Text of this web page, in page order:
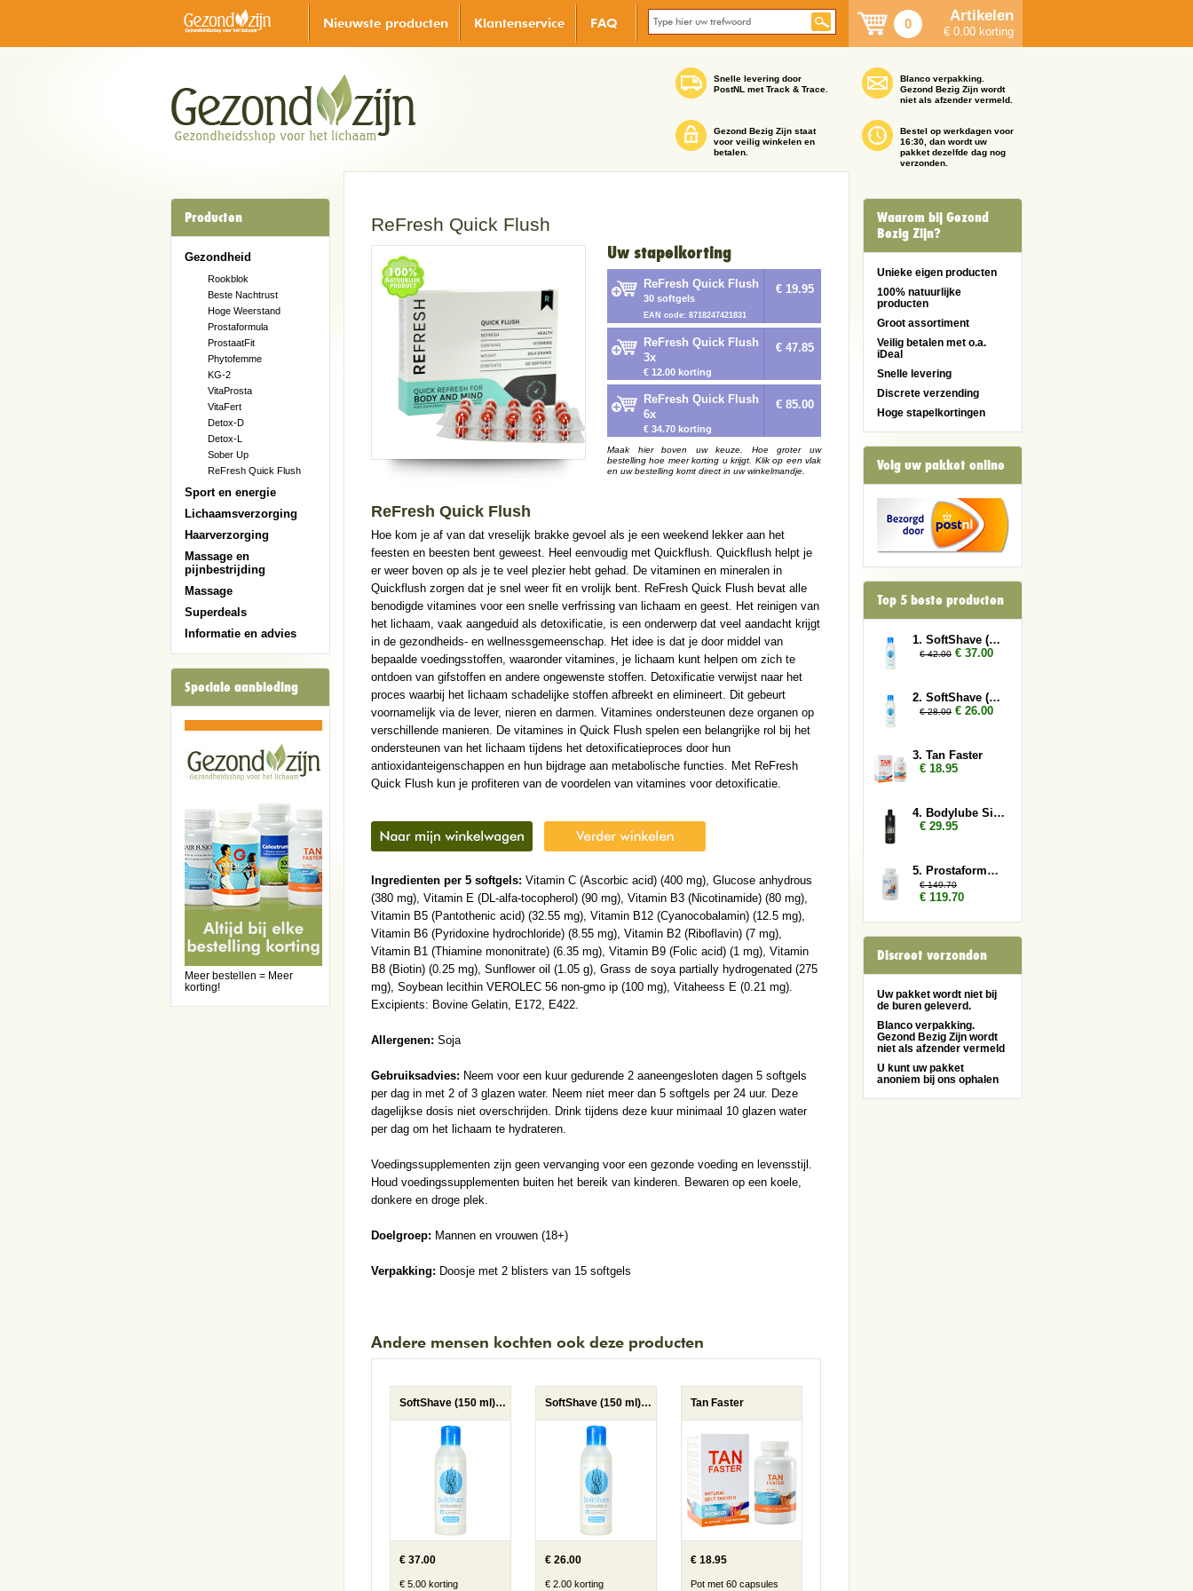
Nieuwste producten Klantenservice FAQ 0 Artikelen
€ 0.00 korting
Snelle levering door
PostNL met Track & Trace.
Gezond Bezig Zijn staat
voor veilig winkelen en
betalen.
Blanco verpakking.
Gezond Bezig Zijn wordt
niet als afzender vermeld.
Bestel op werkdagen voor
16:30, dan wordt uw
pakket dezelfde dag nog
verzonden.
Producten
Gezondheid
Rookblok
Beste Nachtrust
Hoge Weerstand
Prostaformula
ProstaatFit
Phytofemme
KG-2
VitaProsta
VitaFert
Detox-D
Detox-L
Sober Up
ReFresh Quick Flush
Sport en energie
Lichaamsverzorging
Haarverzorging
Massage en
pijnbestrijding
Massage
Superdeals
Informatie en advies
Speciale aanbieding
Meer bestellen = Meer
korting!
ReFresh Quick Flush
Uw stapelkorting
ReFresh Quick Flush
30 softgels
EAN code: 8718247421831
€ 19.95
ReFresh Quick Flush
3x
€ 12.00 korting
€ 47.85
ReFresh Quick Flush
6x
€ 34.70 korting
€ 85.00
Maak hier boven uw keuze. Hoe groter uw
bestelling hoe meer korting u krijgt. Klik op een vlak
en uw bestelling komt direct in uw winkelmandje.
ReFresh Quick Flush
Hoe kom je af van dat vreselijk brakke gevoel als je een weekend lekker aan het
feesten en beesten bent geweest. Heel eenvoudig met Quickflush. Quickflush helpt je
er weer boven op als je te veel plezier hebt gehad. De vitaminen en mineralen in
Quickflush zorgen dat je snel weer fit en vrolijk bent. ReFresh Quick Flush bevat alle
benodigde vitamines voor een snelle verfrissing van lichaam en geest. Het reinigen van
het lichaam, vaak aangeduid als detoxificatie, is een onderwerp dat veel aandacht krijgt
in de gezondheids- en wellnessgemeenschap. Het idee is dat je door middel van
bepaalde voedingsstoffen, waaronder vitamines, je lichaam kunt helpen om zich te
ontdoen van gifstoffen en andere ongewenste stoffen. Detoxificatie verwijst naar het
proces waarbij het lichaam schadelijke stoffen afbreekt en elimineert. Dit gebeurt
voornamelijk via de lever, nieren en darmen. Vitamines ondersteunen deze organen op
verschillende manieren. De vitamines in Quick Flush spelen een belangrijke rol bij het
ondersteunen van het lichaam tijdens het detoxificatieproces door hun
antioxidanteigenschappen en hun bijdrage aan metabolische functies. Met ReFresh
Quick Flush kun je profiteren van de voordelen van vitamines voor detoxificatie.
Ingredienten per 5 softgels: Vitamin C (Ascorbic acid) (400 mg), Glucose anhydrous
(380 mg), Vitamin E (DL-alfa-tocopherol) (90 mg), Vitamin B3 (Nicotinamide) (80 mg),
Vitamin B5 (Pantothenic acid) (32.55 mg), Vitamin B12 (Cyanocobalamin) (12.5 mg),
Vitamin B6 (Pyridoxine hydrochloride) (8.55 mg), Vitamin B2 (Riboflavin) (7 mg),
Vitamin B1 (Thiamine mononitrate) (6.35 mg), Vitamin B9 (Folic acid) (1 mg), Vitamin
B8 (Biotin) (0.25 mg), Sunflower oil (1.05 g), Grass de soya partially hydrogenated (275
mg), Soybean lecithin VEROLEC 56 non-gmo ip (100 mg), Vitaheess E (0.21 mg).
Excipients: Bovine Gelatin, E172, E422.
Allergenen: Soja
Gebruiksadvies: Neem voor een kuur gedurende 2 aaneengesloten dagen 5 softgels
per dag in met 2 of 3 glazen water. Neem niet meer dan 5 softgels per 24 uur. Deze
dagelijkse dosis niet overschrijden. Drink tijdens deze kuur minimaal 10 glazen water
per dag om het lichaam te hydrateren.
Voedingssupplementen zijn geen vervanging voor een gezonde voeding en levensstijl.
Houd voedingssupplementen buiten het bereik van kinderen. Bewaren op een koele,
donkere en droge plek.
Doelgroep: Mannen en vrouwen (18+)
Verpakking: Doosje met 2 blisters van 15 softgels
Andere mensen kochten ook deze producten
SoftShave (150 ml) 3x
€ 37.00
€ 5.00 korting
SoftShave (150 ml) 2x
€ 26.00
€ 2.00 korting
Tan Faster
€ 18.95
Pot met 60 capsules
Waarom bij Gezond
Bezig Zijn?
Unieke eigen producten
100% natuurlijke
producten
Groot assortiment
Veilig betalen met o.a.
iDeal
Snelle levering
Discrete verzending
Hoge stapelkortingen
Volg uw pakket online
Top 5 beste producten
1. SoftShave (150 ml) 3x
€ 42.00 € 37.00
2. SoftShave (150 ml) 2x
€ 28.00 € 26.00
3. Tan Faster
€ 18.95
4. Bodylube Silicone Based 500ml
€ 29.95
5. Prostaformula 6x
€ 149.70
€ 119.70
Discreet verzonden
Uw pakket wordt niet bij
de buren geleverd.
Blanco verpakking.
Gezond Bezig Zijn wordt
niet als afzender vermeld
U kunt uw pakket
anoniem bij ons ophalen